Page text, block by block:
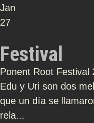
Jan
27
Festival
Ponent Root Festival
Edu y Uri son dos
que un día se
rela...